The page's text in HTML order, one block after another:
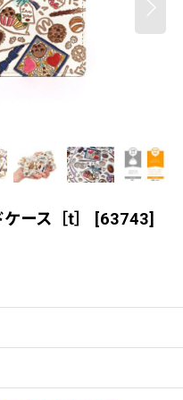
ース［t］ [63743]